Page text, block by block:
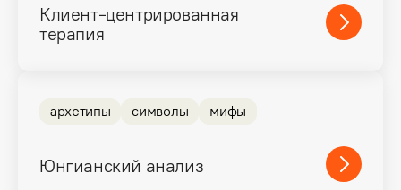
Клиент-центрированная
терапия
Юнгианский анализ
архетипы символы мифы